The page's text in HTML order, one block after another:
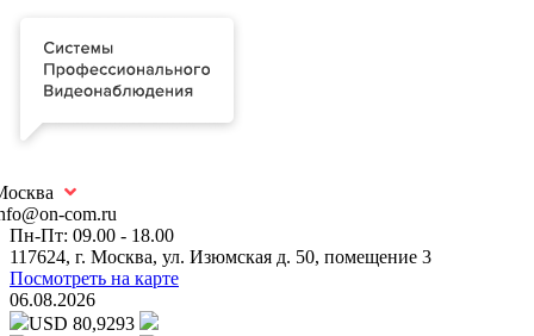
com.ru
Пн-Пт: 09.00 - 18.00
117624, г. Москва, ул. Изюмская д. 50, помещение 3
Посмотреть на карте
06.08.2026
USD 80,9293